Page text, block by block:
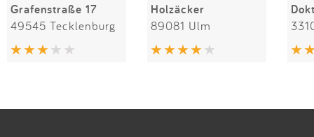
Grafenstraße 17
49545 Tecklenburg
Holzäcker
89081 Ulm